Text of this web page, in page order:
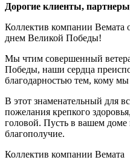
Дорогие клиенты,
Коллектив компании Вемата
днем Великой Победы!
Мы чтим совершенный
Победы, наши сердца
благодарностью тем, кому
В этот знаменательный для
пожелания крепкого
головой. Пусть в вашем доме
благополучие.
Коллектив компании Вемата